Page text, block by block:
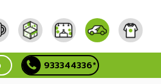
933344336*